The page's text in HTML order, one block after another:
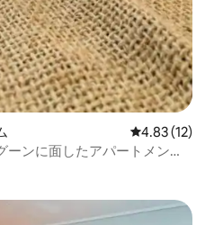
レビュー12
4.83 (12)
ンに面したアパートメント